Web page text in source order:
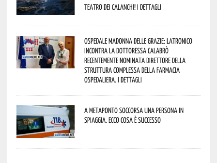
Teatro dei Calanchi! I dettagli
Ospedale Madonna delle Grazie: Latronico
incontra la dottoressa Calabrò
recentemente nominata Direttore della
Struttura Complessa della Farmacia
Ospedaliera. I dettagli
A Metaponto soccorsa una persona in
spiaggia. Ecco cosa è successo